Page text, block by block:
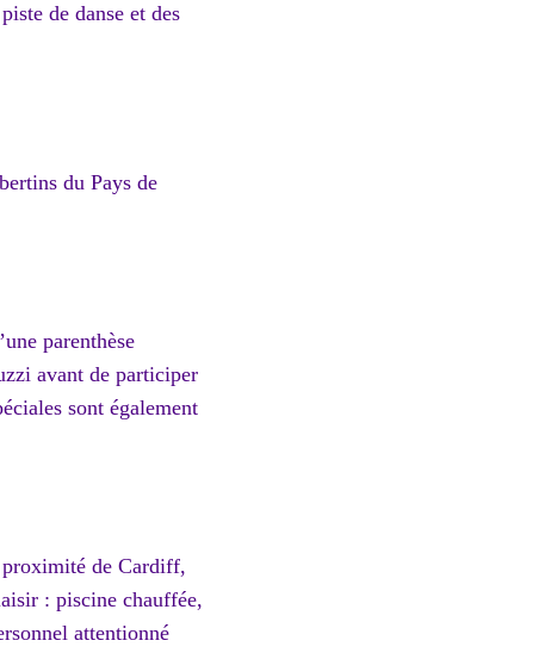
de danse et des
du Pays de
parenthèse
avant de participer
sont également
proximité de Cardiff,
: piscine chauffée,
attentionné